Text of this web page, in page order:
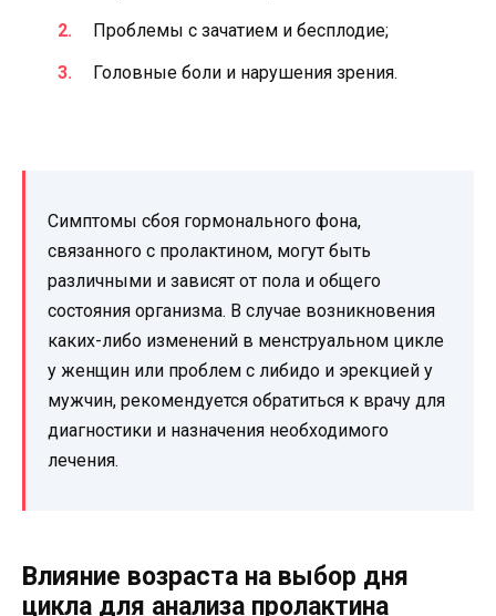
Проблемы с зачатием и бесплодие;
Головные боли и нарушения зрения.
Симптомы сбоя гормонального фона,
связанного с пролактином, могут быть
различными и зависят от пола и общего
состояния организма. В случае возникновения
каких-либо изменений в менструальном цикле
у женщин или проблем с либидо и эрекцией у
мужчин, рекомендуется обратиться к врачу для
диагностики и назначения необходимого
лечения.
Влияние возраста на выбор дня
цикла для анализа пролактина